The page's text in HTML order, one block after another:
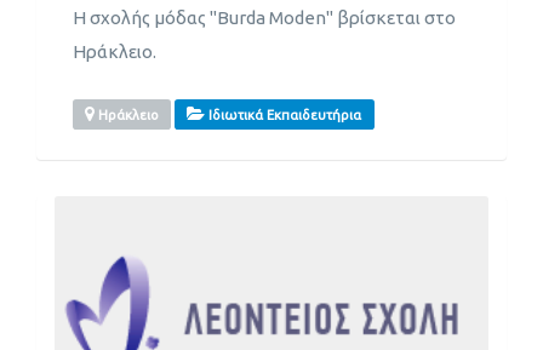
Η σχολής μόδας "Burda Moden" βρίσκεται στο
Ηράκλειο.
Ηράκλειο Ιδιωτικά Εκπαιδευτήρια